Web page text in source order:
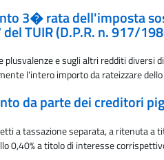
3� rata dell'imposta
TUIR (D.P.R. n. 917/
e sugli altri redditi diversi
l'intero importo da rateizzare
da parte dei creditori
a tassazione separata, a ritenuta a
0,40% a titolo di interesse